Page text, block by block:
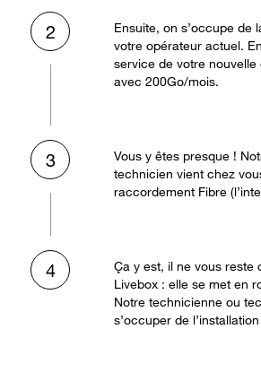
2
Ensuite, on s’occupe de
votre opérateur actuel.
service de votre
avec 200Go/mois.
3
Vous y êtes presque !
technicien vient chez
raccordement Fibre
4
Ça y est, il ne vous reste
Livebox : elle se met en
Notre technicienne ou
s’occuper de